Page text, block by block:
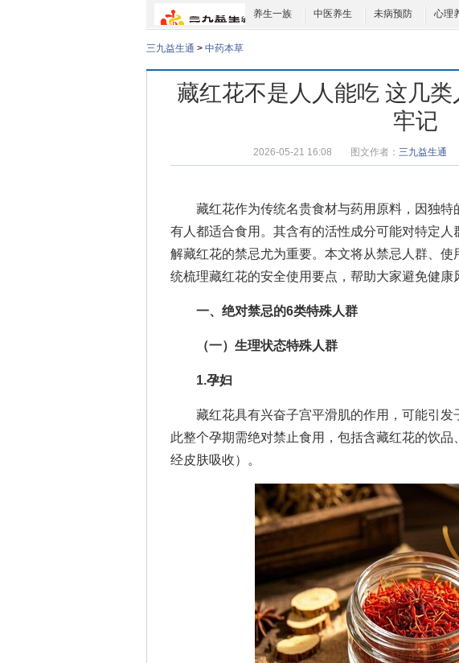
养生一族 中医养生 未病预防 心理
三九益生通 > 中药本草
藏红花不是人人能吃 这几
牢记
2026-05-21 16:08 图文作者： 三九益生通
藏红花作为传统名贵食材与药用原料，因独特
有人都适合食用。其含有的活性成分可能对特定
解藏红花的禁忌尤为重要。本文将从禁忌人群、
统梳理藏红花的安全使用要点，帮助大家避免健康
一、绝对禁忌的6类特殊人群
（一）生理状态特殊人群
1.孕妇
藏红花具有兴奋子宫平滑肌的作用，可能引发
此整个孕期需绝对禁止食用，包括含藏红花的饮
经皮肤吸收）。